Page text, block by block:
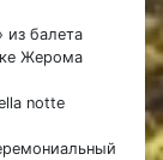
из балета
Жерома
notte